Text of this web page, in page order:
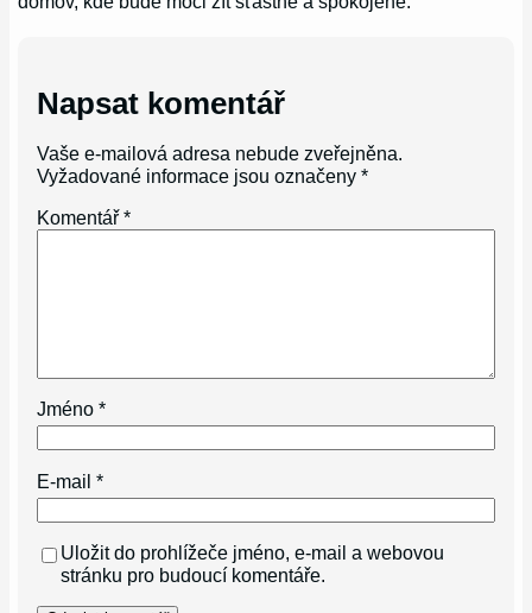
Napsat komentář
Vaše e-mailová adresa nebude zveřejněna.
Vyžadované informace jsou označeny*
Komentář*
Jméno*
E-mail*
Uložit do prohlížeče jméno, e-mail a webovou
stránku pro budoucí komentáře.